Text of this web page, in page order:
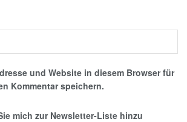
und Website in diesem Browser für
Kommentar speichern.
mich zur Newsletter-Liste hinzu